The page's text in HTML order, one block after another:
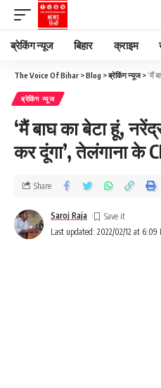
ब्रेकिंग न्यूज बिहार क्राइम
The Voice Of Bihar >Blog >ब्रेकिंग न्यूज> ‘मैं
ब्रेकिंग न्यूज
‘मैं बाघ का बेटा हूं,
कर दूंगा’, तेलंगाना के
Last updated: 2022/02/12 at 6:09
Saroj Raja
Share